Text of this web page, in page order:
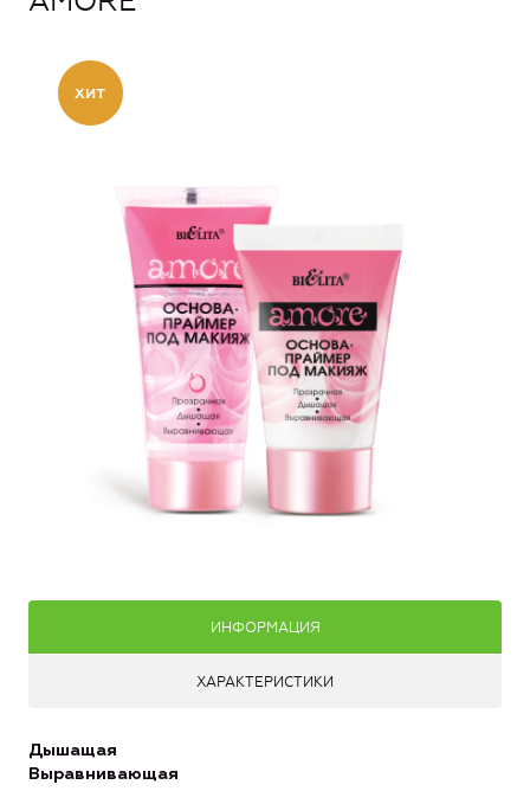
ИНФОРМАЦИЯ
ХАРАКТЕРИСТИКИ
Дышащая
Выравнивающая